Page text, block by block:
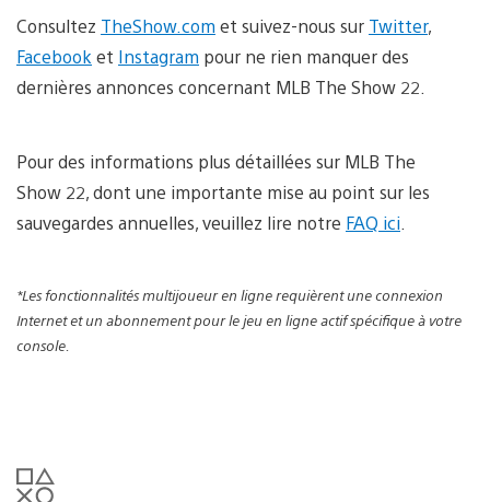
Consultez TheShow.com et suivez-nous sur Twitter,
Facebooket Instagram pour ne rien manquer des
dernières annonces concernant MLB The Show 22.
Pour des informations plus détaillées sur MLB The
Show 22, dont une importante mise au point sur les
sauvegardes annuelles, veuillez lire notre FAQ ici.
*Les fonctionnalités multijoueur en ligne requièrent une connexion
Internet et un abonnement pour le jeu en ligne actif spécifique à votre
console.